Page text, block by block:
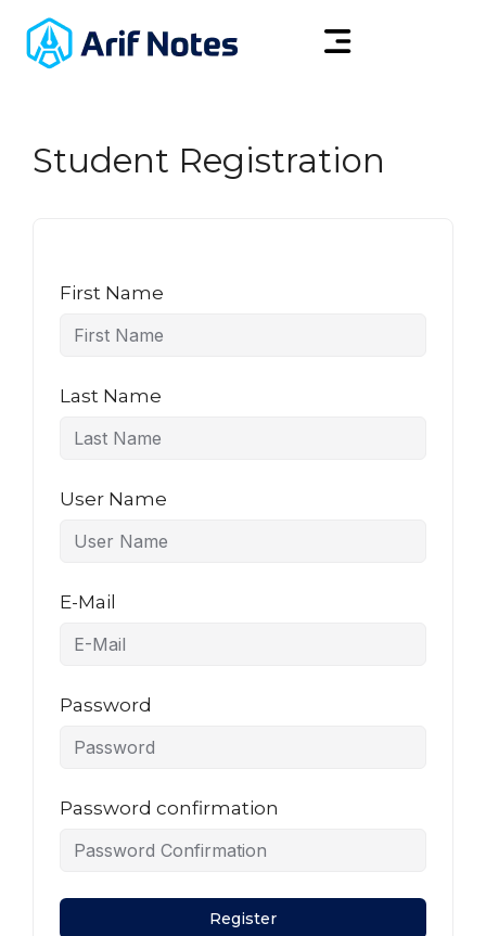
Student Registration
First Name
Last Name
User Name
E-Mail
Password
Password confirmation
Register